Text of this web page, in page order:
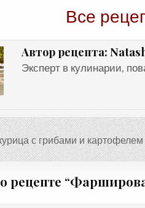
Все
Автор рецепта:
Эксперт в кулинарии,
с грибами и картофелем
рецепте “